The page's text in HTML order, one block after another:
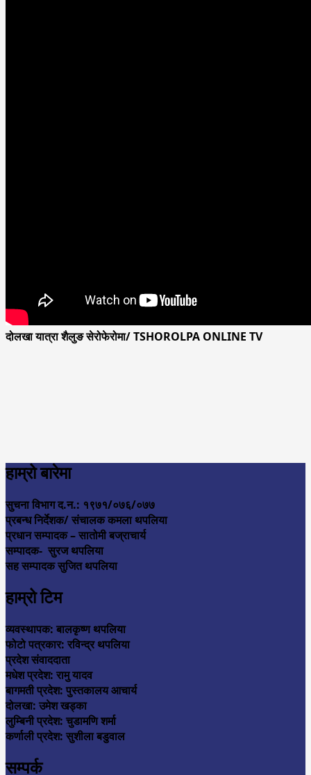
दोलखा यात्रा शैलुङ सेरोफेरोमा/ TSHOROLPA ONLINE TV
हाम्रो बारेमा
सुचना विभाग द.न.: १९७१/०७६/०७७
प्रबन्ध निर्देशक/ संचालक कमला थपलिया
प्रधान सम्पादक – सातोमी बज्राचार्य
सम्पादक- सुरज थपलिया
सह सम्पादक सुजित थपलिया
हाम्रो टिम
व्यवस्थापक: बालकृष्ण थपलिया
फोटो पत्रकार: रविन्द्र थपलिया
प्रदेश संवाददाता
मधेश प्रदेश: रामु यादव
बागमती प्रदेश: पुस्तकालय आचार्य
दोलखा: उमेश खड्का
लुम्बिनी प्रदेश: चुडामणि शर्मा
कर्णाली प्रदेश: सुशीला बडुवाल
सम्पर्क